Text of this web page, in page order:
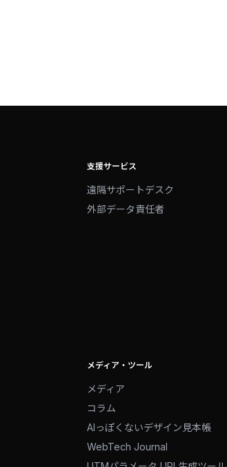
支援サービス
遠隔サポートデスク
外部データ責任者
メディア・ツール
メディア
コラム
AIっぽくないデザイン見本帳
WebTech Journal